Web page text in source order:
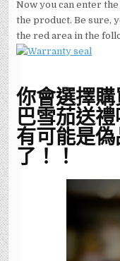
Now you can enter
the product. Be sure,
the red area in the
你會選擇
巴雪茄送
有可能是
了！！